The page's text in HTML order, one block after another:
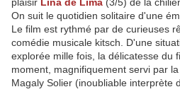
On suit le quotidien solitaire d'une
Le film est rythmé par de curieuses
comédie musicale kitsch. D'une
explorée mille fois, la délicatesse du
moment, magnifiquement servi par
Magaly Solier (inoubliable interprète